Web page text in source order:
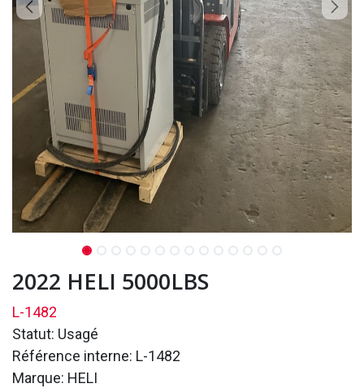
2022 HELI 5000LBS
L-1482
Statut: Usagé
Référence interne: L-1482
Marque: HELI